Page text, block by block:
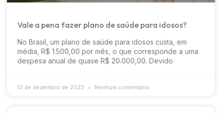
Vale a pena fazer plano de saúde para idosos?
No Brasil, um plano de saúde para idosos custa, em
média, R$ 1.500,00 por mês, o que corresponde a uma
despesa anual de quase R$ 20.000,00. Devido
13 de dezembro de 2023 Nenhum comentário